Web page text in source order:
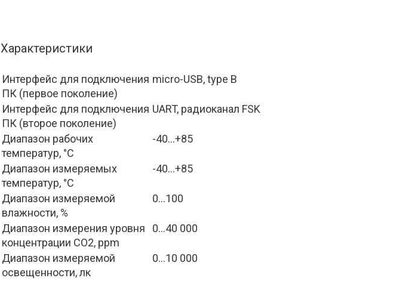
Характеристики
Интерфейс для подключения
ПК (первое поколение)
micro-USB, type B
Интерфейс для подключения
ПК (второе поколение)
UART, радиоканал FSK
Диапазон рабочих
температур, °С
-40…+85
Диапазон измеряемых
температур, °С
-40…+85
Диапазон измеряемой
влажности, %
0...100
Диапазон измерения уровня
концентрации CO2, ppm
0...40 000
Диапазон измеряемой
освещенности, лк
0...10 000